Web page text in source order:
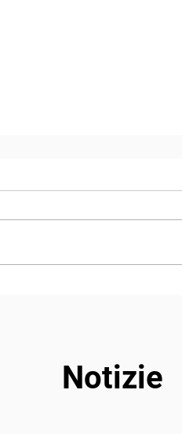
ASANTE AFRICA 2019
Notizie